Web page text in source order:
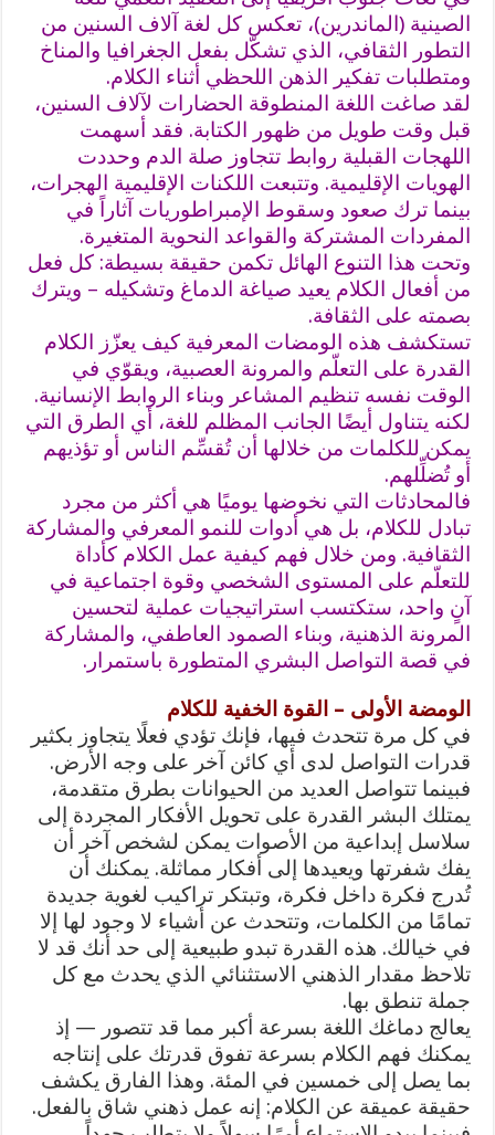
الصينية (الماندرين)، تعكس كل لغة آلاف السنين من
التطور الثقافي، الذي تشكّل بفعل الجغرافيا والمناخ
ومتطلبات تفكير الذهن اللحظي أثناء الكلام.
لقد صاغت اللغة المنطوقة الحضارات لآلاف السنين،
قبل وقت طويل من ظهور الكتابة. فقد أسهمت
اللهجات القبلية روابط تتجاوز صلة الدم وحددت
الهويات الإقليمية. وتتبعت اللكنات الإقليمية الهجرات،
بينما ترك صعود وسقوط الإمبراطوريات آثاراً في
المفردات المشتركة والقواعد النحوية المتغيرة.
وتحت هذا التنوع الهائل تكمن حقيقة بسيطة: كل فعل
من أفعال الكلام يعيد صياغة الدماغ وتشكيله – ويترك
بصمته على الثقافة.
تستكشف هذه الومضات المعرفية كيف يعزّز الكلام
القدرة على التعلّم والمرونة العصبية، ويقوّي في
الوقت نفسه تنظيم المشاعر وبناء الروابط الإنسانية.
لكنه يتناول أيضًا الجانب المظلم للغة، أي الطرق التي
يمكن للكلمات من خلالها أن تُقسِّم الناس أو تؤذيهم
أو تُضلِّلهم.
فالمحادثات التي نخوضها يوميًا هي أكثر من مجرد
تبادل للكلام، بل هي أدوات للنمو المعرفي والمشاركة
الثقافية. ومن خلال فهم كيفية عمل الكلام كأداة
للتعلّم على المستوى الشخصي وقوة اجتماعية في
آنٍ واحد، ستكتسب استراتيجيات عملية لتحسين
المرونة الذهنية، وبناء الصمود العاطفي، والمشاركة
في قصة التواصل البشري المتطورة باستمرار.
الومضة الأولى – القوة الخفية للكلام
في كل مرة تتحدث فيها، فإنك تؤدي فعلًا يتجاوز بكثير
قدرات التواصل لدى أي كائن آخر على وجه الأرض.
فبينما تتواصل العديد من الحيوانات بطرق متقدمة،
يمتلك البشر القدرة على تحويل الأفكار المجردة إلى
سلاسل إبداعية من الأصوات يمكن لشخص آخر أن
يفك شفرتها ويعيدها إلى أفكار مماثلة. يمكنك أن
تُدرج فكرة داخل فكرة، وتبتكر تراكيب لغوية جديدة
تمامًا من الكلمات، وتتحدث عن أشياء لا وجود لها إلا
في خيالك. هذه القدرة تبدو طبيعية إلى حد أنك قد لا
تلاحظ مقدار الذهني الاستثنائي الذي يحدث مع كل
جملة تنطق بها.
يعالج دماغك اللغة بسرعة أكبر مما قد تتصور — إذ
يمكنك فهم الكلام بسرعة تفوق قدرتك على إنتاجه
بما يصل إلى خمسين في المئة. وهذا الفارق يكشف
حقيقة عميقة عن الكلام: إنه عمل ذهني شاق بالفعل.